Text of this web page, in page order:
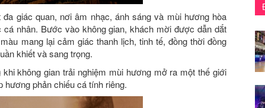
giác quan, nơi âm nhạc, ánh sáng và mùi hương hòa
nhân. Bước vào không gian, khách mời được dẫn dắt
mang lại cảm giác thanh lịch, tinh tế, đồng thời đồng
khiết và sang trọng.
không gian trải nghiệm mùi hương mở ra một thế giới
phản chiếu cá tính riêng.